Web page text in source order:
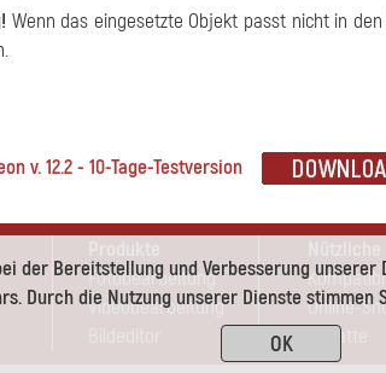
der Bereitstellung und Verbesserung
Durch die Nutzung unserer Dienste stimmen
OK
Wenn das eingesetzte Objekt passt nicht in
v. 12.2 - 10-Tage-Testversion
Fotobearbeitung
Videobearbeitung
Online-
Rabatte